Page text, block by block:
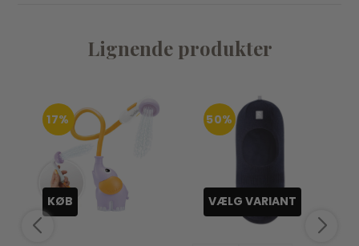
Lignende produkter
17%
KØB
50%
VÆLG VARIANT